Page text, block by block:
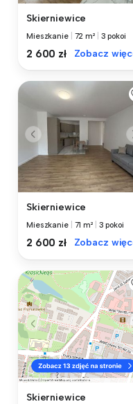
Skierniewice
Mieszkanie 72 m² 3 pokoi
2 600 zł Zobacz
Skierniewice
Mieszkanie 71 m² 3 pokoi
2 600 zł Zobacz
Skierniewice